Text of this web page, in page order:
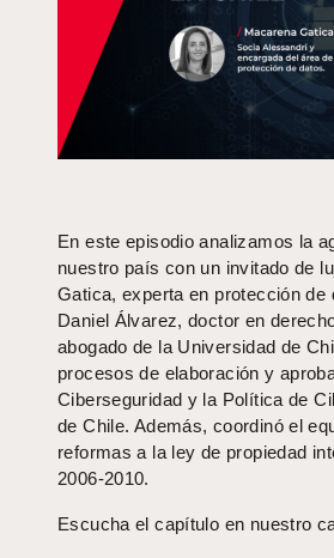
En este episodio analizamos la
nuestro país con un invitado de
Gatica, experta en protección
Daniel Álvarez, doctor en
abogado de la Universidad de
procesos de elaboración y
Ciberseguridad y la Política de
de Chile. Además, coordinó el
reformas a la ley de propiedad
2006-2010.
Escucha el capítulo en nuestro